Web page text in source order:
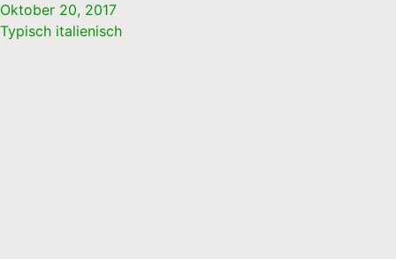
Oktober 20, 2017
Typisch italienisch